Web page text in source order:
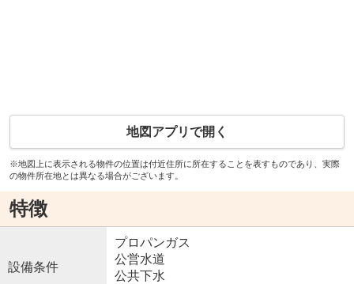
地図アプリで開く
※地図上に表示される物件の位置は付近住所に所在することを表すものであり、実際
の物件所在地とは異なる場合がございます。
特徴
設備条件
プロパンガス
公営水道
公共下水